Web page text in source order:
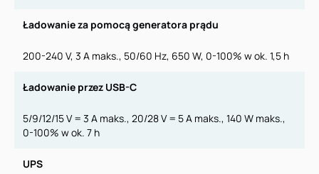
Ładowanie za pomocą generatora prądu
200-240 V, 3 A maks., 50/60 Hz, 650 W, 0-100% w ok. 1,5 h
Ładowanie przez USB-C
5/9/12/15 V = 3 A maks., 20/28 V = 5 A maks., 140 W maks.,
0-100% w ok. 7 h
UPS